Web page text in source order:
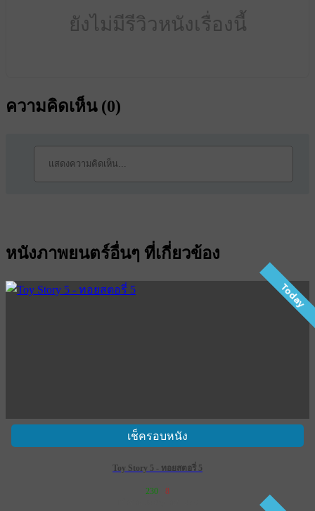
ยังไม่มีรีวิวหนังเรื่องนี้
ความคิดเห็น (0)
หนังภาพยนตร์อื่นๆ ที่เกี่ยวข้อง
Today
เช็ครอบหนัง
Toy Story 5 - ทอยสตอรี่ 5
230 8